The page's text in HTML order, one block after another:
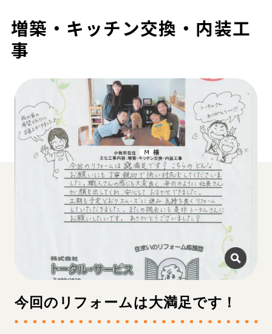
増築・キッチン交換・内装工
事
今回のリフォームは大満足です！